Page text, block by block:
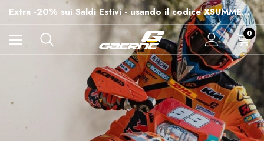
Extra -20% sui Saldi Estivi - usando il codice XSUMMER2026
Spedizioni gratuite per ordini superiori a 99€
-15% su Tutto - usando il codice XSUMMER2026
0